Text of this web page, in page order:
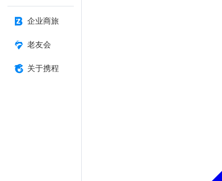
企业商旅
老友会
关于携程